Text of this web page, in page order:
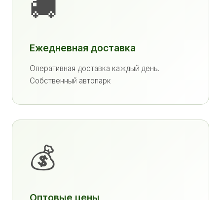
🚚
Ежедневная доставка
Оперативная доставка каждый день.
Собственный автопарк
💰
Оптовые цены